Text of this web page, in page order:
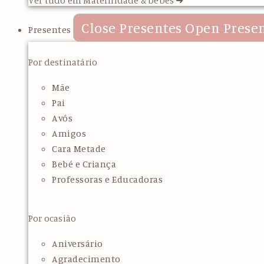
Presentes Close Presentes Open
Por destinatário
Mãe
Pai
Avós
Amigos
Cara Metade
Bebé e Criança
Professoras e Educadoras
Por ocasião
Aniversário
Agradecimento